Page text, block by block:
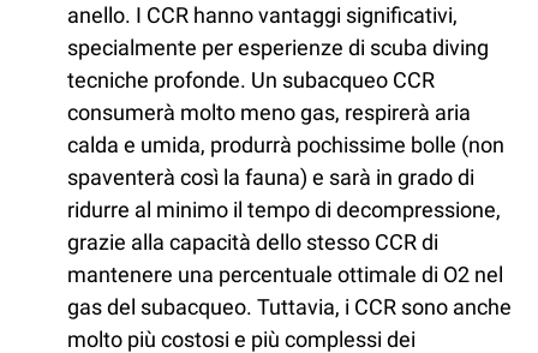
anello. I CCR hanno vantaggi significativi,
specialmente per esperienze di scuba diving
tecniche profonde. Un subacqueo CCR
consumerà molto meno gas, respirerà aria
calda e umida, produrrà pochissime bolle (non
spaventerà così la fauna) e sarà in grado di
ridurre al minimo il tempo di decompressione,
grazie alla capacità dello stesso CCR di
mantenere una percentuale ottimale di O2 nel
gas del subacqueo. Tuttavia, i CCR sono anche
molto più costosi e più complessi dei